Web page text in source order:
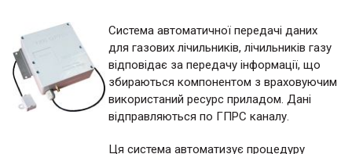
Система автоматичної передачі даних
для газових лічильників, лічильників газу
відповідає за передачу інформації, що
збираються компонентом з враховуючим
використаний ресурс приладом. Дані
відправляються по ГПРС каналу.
Ця система автоматизує процедуру